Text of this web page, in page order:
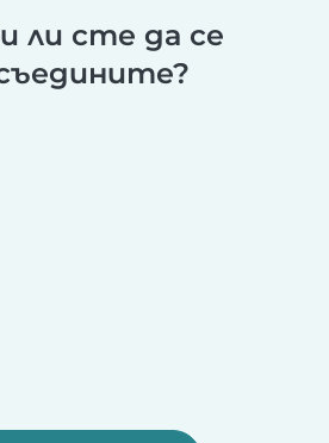
ли сте да се